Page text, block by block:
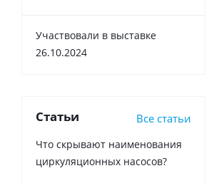
Участвовали в выставке
26.10.2024
Статьи Все статьи
Что скрывают наименования
циркуляционных насосов?